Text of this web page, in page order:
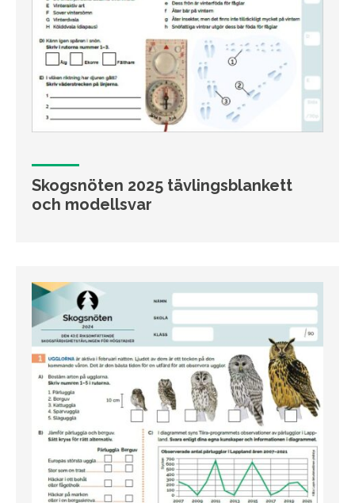
Skogsnöten 2025 tävlingsblankett
och modellsvar